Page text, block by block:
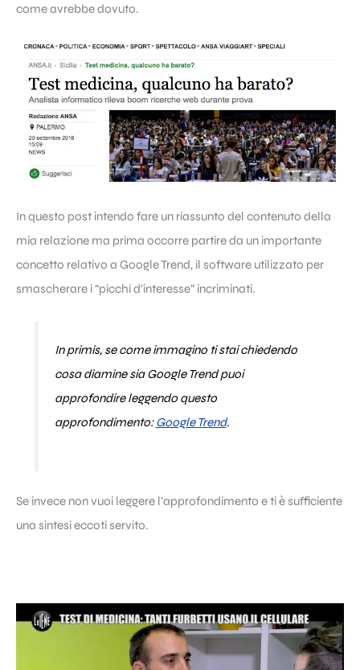
come avrebbe dovuto.
In questo post intendo fare un riassunto del contenuto della
mia relazione ma prima occorre partire da un importante
concetto relativo a Google Trend, il software utilizzato per
smascherare i “picchi d’interesse” incriminati.
In primis, se come immagino ti stai chiedendo
cosa diamine sia Google Trend puoi
approfondire leggendo questo
approfondimento:Google Trend.
Se invece non vuoi leggere l’approfondimento e ti è sufficiente
una sintesi eccoti servito.